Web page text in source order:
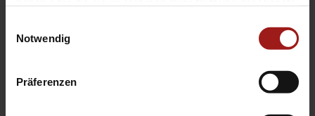
Notwendig
Präferenzen
Ebbinghaus in Unna